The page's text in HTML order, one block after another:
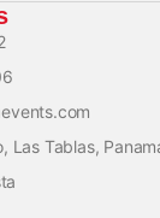
Las Tablas,